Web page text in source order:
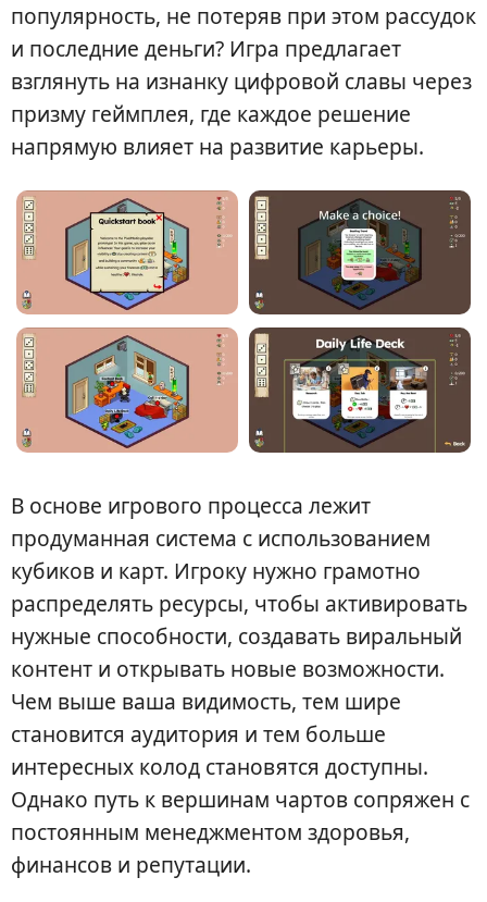
популярность, не потеряв при этом рассудок
и последние деньги? Игра предлагает
взглянуть на изнанку цифровой славы через
призму геймплея, где каждое решение
напрямую влияет на развитие карьеры.
В основе игрового процесса лежит
продуманная система с использованием
кубиков и карт. Игроку нужно грамотно
распределять ресурсы, чтобы активировать
нужные способности, создавать виральный
контент и открывать новые возможности.
Чем выше ваша видимость, тем шире
становится аудитория и тем больше
интересных колод становятся доступны.
Однако путь к вершинам чартов сопряжен с
постоянным менеджментом здоровья,
финансов и репутации.